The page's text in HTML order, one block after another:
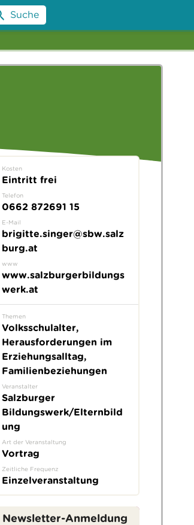
Suche
Kosten
Eintritt frei
Telefon
0662 872691 15
E-Mail
brigitte.singer@sbw.salz
burg.at
www
www.salzburgerbildungs
werk.at
Themen
Volksschulalter,
Herausforderungen im
Erziehungsalltag,
Familienbeziehungen
Veranstalter
Salzburger
Bildungswerk/Elternbild
ung
Art der Veranstaltung
Vortrag
Zeitliche Frequenz
Einzelveranstaltung
Newsletter-Anmeldung